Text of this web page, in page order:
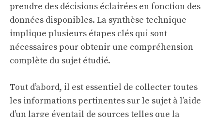
prendre des décisions éclairées en fonction des
données disponibles. La synthèse technique
implique plusieurs étapes clés qui sont
nécessaires pour obtenir une compréhension
complète du sujet étudié.
Tout d’abord, il est essentiel de collecter toutes
les informations pertinentes sur le sujet à l’aide
d’un large éventail de sources telles que la